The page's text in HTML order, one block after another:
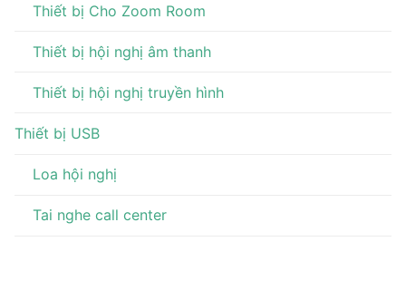
Thiết bị Cho Zoom Room
Thiết bị hội nghị âm thanh
Thiết bị hội nghị truyền hình
Thiết bị USB
Loa hội nghị
Tai nghe call center